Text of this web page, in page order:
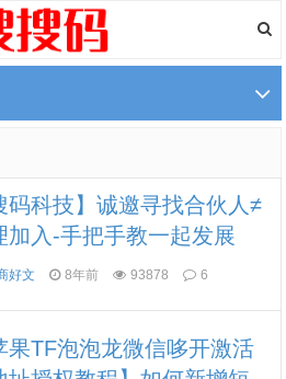
码科技】诚邀寻找合伙人≠
加入-手把手教一起发展
好文 8年前 93878 6
果TF泡泡龙微信哆开激活